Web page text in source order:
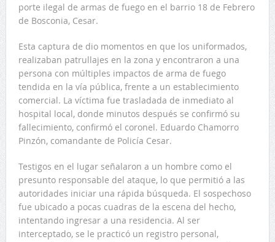
porte ilegal de armas de fuego en el barrio 18 de Febrero
de Bosconia, Cesar.
Esta captura de dio momentos en que los uniformados,
realizaban patrullajes en la zona y encontraron a una
persona con múltiples impactos de arma de fuego
tendida en la vía pública, frente a un establecimiento
comercial. La víctima fue trasladada de inmediato al
hospital local, donde minutos después se confirmó su
fallecimiento, confirmó el coronel. Eduardo Chamorro
Pinzón, comandante de Policía Cesar.
Testigos en el lugar señalaron a un hombre como el
presunto responsable del ataque, lo que permitió a las
autoridades iniciar una rápida búsqueda. El sospechoso
fue ubicado a pocas cuadras de la escena del hecho,
intentando ingresar a una residencia. Al ser
interceptado, se le practicó un registro personal,